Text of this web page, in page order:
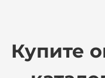
Купите